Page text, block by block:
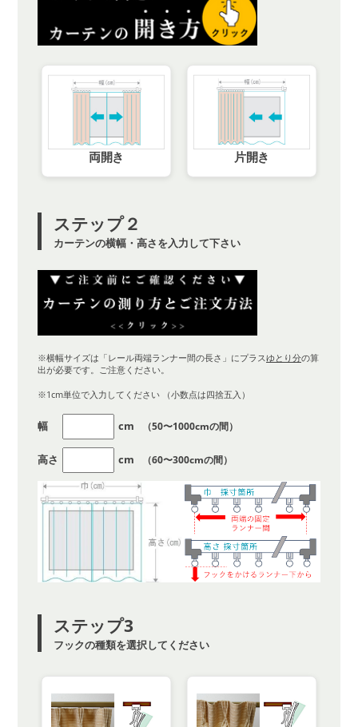
両開き 片開き
ステップ２
カーテンの横幅・高さを入力して下さい
※横幅サイズは「レール両端ランナー間の長さ」にプラスゆとり分の算
出が必要です。ご注意ください。
※1cm単位で入力してください （小数点は四捨五入）
幅 cm （50〜1000cmの間）
高さ cm （60〜300cmの間）
ステップ3
フックの種類を選択してください